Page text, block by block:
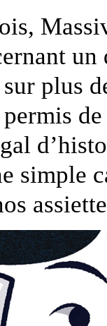
plus
permis
simple